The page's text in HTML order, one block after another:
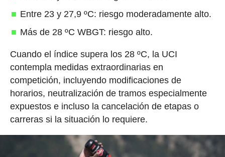
Entre 23 y 27,9 ºC: riesgo moderadamente alto.
Más de 28 ºC WBGT: riesgo alto.
Cuando el índice supera los 28 ºC, la UCI
contempla medidas extraordinarias en
competición, incluyendo modificaciones de
horarios, neutralización de tramos especialmente
expuestos e incluso la cancelación de etapas o
carreras si la situación lo requiere.